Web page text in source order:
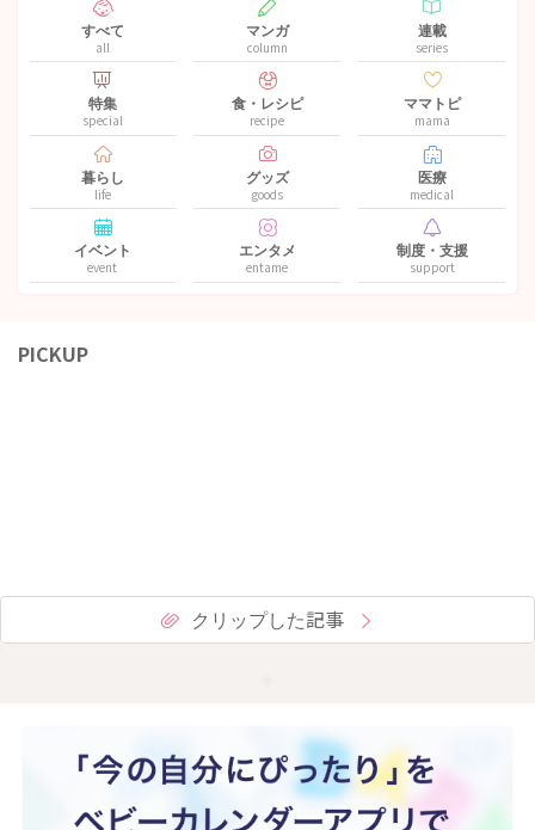
すべて
all
マンガ
column
連載
series
特集
special
食・レシピ
recipe
ママトピ
mama
暮らし
life
グッズ
goods
医療
medical
イベント
event
エンタメ
entame
制度・支援
support
PICKUP
クリップした記事